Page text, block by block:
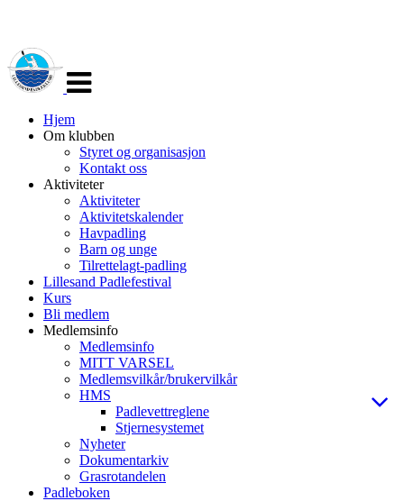
navigasjon
Hjem
Om klubben
Styret og organisasjon
Kontakt oss
Aktiviteter
Aktiviteter
Aktivitetskalender
Havpadling
Barn og unge
Tilrettelagt-padling
Lillesand Padlefestival
Kurs
Bli medlem
Medlemsinfo
Medlemsinfo
MITT VARSEL
Medlemsvilkår/brukervilkår
HMS
Padlevettreglene
Stjernesystemet
Nyheter
Dokumentarkiv
Grasrotandelen
Padleboken